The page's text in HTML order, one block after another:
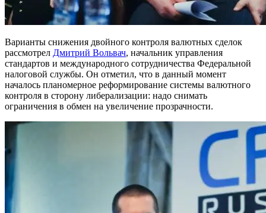
Варианты снижения двойного контроля валютных сделок
рассмотрел Дмитрий Вольвач, начальник управления
стандартов и международного сотрудничества Федеральной
налоговой службы. Он отметил, что в данный момент
началось планомерное реформирование системы валютного
контроля в сторону либерализации: надо снимать
ограничения в обмен на увеличение прозрачности.